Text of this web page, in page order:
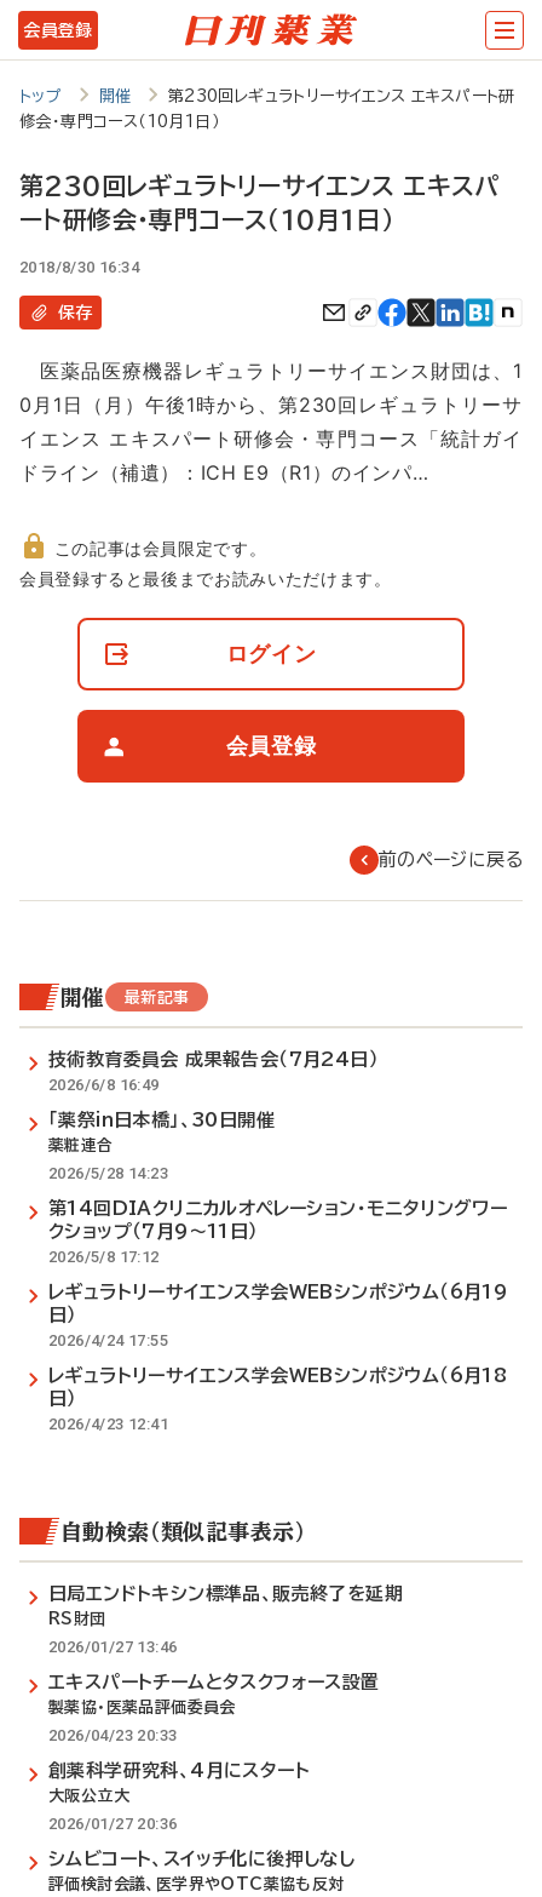
メ
イ
ン
テ
ツ
に
動
会員登録
トップ 開催
第230回レギュラトリーサイエンス エキスパート研
修会・専門コース（10月1日）
第230回レギュラトリーサイエンス エキスパ
ート研修会・専門コース（10月1日）
2018/8/30 16:34
保存
医薬品医療機器レギュラトリーサイエンス財団は、1
0月1日（月）午後1時から、第230回レギュラトリーサ
イエンス エキスパート研修会・専門コース「統計ガイ
ドライン（補遺）：ICH E9（R1）のインパ…
非
この記事は会員限定です。
会員登録すると最後までお読みいただけます。
ログイン
会員登録
前のページに戻る
開催 最新記事
技術教育委員会 成果報告会（7月24日）
2026/6/8 16:49
「薬祭in日本橋」、30日開催
薬粧連合
2026/5/28 14:23
第14回DIAクリニカルオペレーション・モニタリングワー
クショップ（7月9～11日）
2026/5/8 17:12
レギュラトリーサイエンス学会WEBシンポジウム（6月19
日）
2026/4/24 17:55
レギュラトリーサイエンス学会WEBシンポジウム（6月18
日）
2026/4/23 12:41
自動検索（類似記事表示）
日局エンドトキシン標準品、販売終了を延期
RS財団
2026/01/27 13:46
エキスパートチームとタスクフォース設置
製薬協・医薬品評価委員会
2026/04/23 20:33
創薬科学研究科、4月にスタート
大阪公立大
2026/01/27 20:36
シムビコート、スイッチ化に後押しなし
評価検討会議、医学界やOTC薬協も反対